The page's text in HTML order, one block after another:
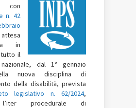
con
n. 42
in
il
dal 1° gennaio
nuova disciplina di
della disabilità, prevista
legislativo n. 62/2024,
procedurale di